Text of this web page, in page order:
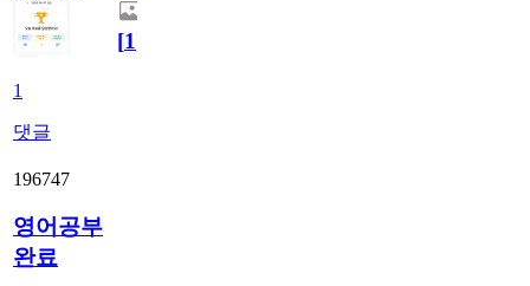
1
댓글
[1]
196747
영어공부
완료